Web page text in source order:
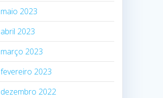
maio 2023
abril 2023
março 2023
fevereiro 2023
dezembro 2022